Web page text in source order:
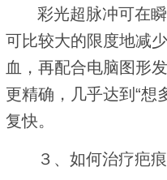
彩光超脉冲可在
可比较大的限度地减
血，再配合电脑图形
更精确，几乎达到“想
复快。
３、如何治疗疤